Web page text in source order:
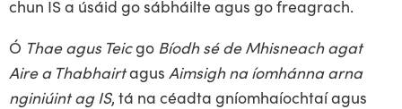
chun IS a úsáid go sábháilte agus go freagrach.
Ó Thae agus Teicgo Bíodh sé de Mhisneach agat
Aire a Thabhairtagus Aimsigh na íomhánna arna
nginiúint ag IS, tá na céadta gníomhaíochtaí agus